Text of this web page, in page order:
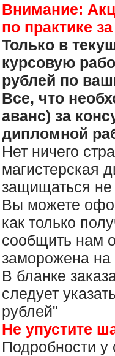
Внимание:
по практике
Только в
курсовую
рублей по
Все, что
аванс) за
дипломной
Нет ничего
магистерская
защищаться не
Вы можете
как только
сообщить нам
заморожена
В бланке
следует
рублей"
Не упустите
Подробности